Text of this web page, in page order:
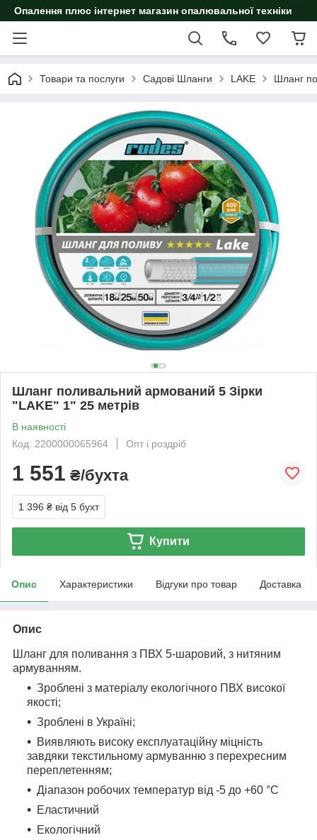
Опалення плюс інтернет магазин опалювальної техніки
Товари та послуги Садові Шланги LAKE Шланг
Шланг поливальний армований 5 Зірки
"LAKE" 1" 25 метрів
В наявності
Код: 2200000065964
Опт і роздріб
1 551 ₴/бухта
1 396 ₴ від 5 бухт
Купити
Опис Характеристики Відгуки про товар Доставка
Опис
Шланг для поливання з ПВХ 5-шаровий, з нитяним
армуванням.
Зроблені з матеріалу екологічного ПВХ високої
якості;
Зроблені в Україні;
Виявляють високу експлуатаційну міцність
завдяки текстильному армуванню з перехресним
переплетенням;
Діапазон робочих температур від -5 до +60 °C
Еластичний
Екологічний